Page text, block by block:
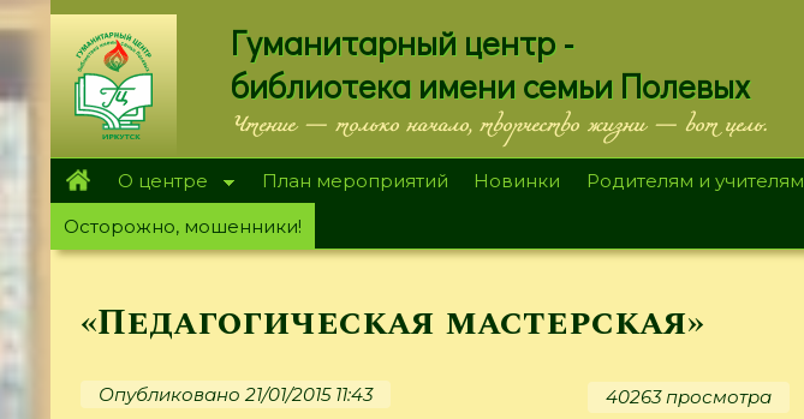
Перейти
к
основному
содержанию
Гуманитарный центр -
библиотека имени семьи Полевых
Чтение — только начало, творчество жизни — вот цель.
О центре План мероприятий Новинки Родителям и учителям
Осторожно, мошенники!
«Педагогическая мастерская»
Опубликовано 21/01/2015 11:43 40263 просмотра